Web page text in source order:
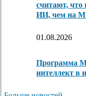
считают, что
ИИ, чем на
01.08.2026
Программа
интеллект в